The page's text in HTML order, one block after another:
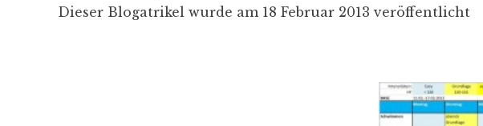
Dieser Blogatrikel wurde am 18 Februar 2013 veröffentlicht